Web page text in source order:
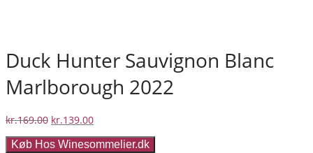
Duck Hunter Sauvignon Blanc
Marlborough 2022
kr.169.00 Den
pris
kr.139.00Den
pris
Køb Hos Winesommelier.dk